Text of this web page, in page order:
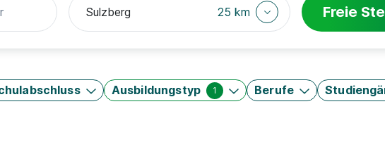
25 km Freie
Ausbildungstyp 1 Berufe